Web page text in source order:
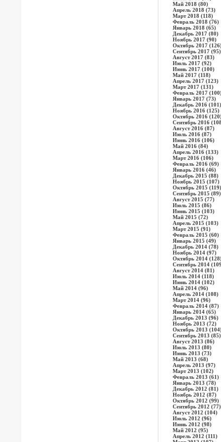
Май 2018 (80)
Апрель 2018 (73)
Март 2018 (118)
Февраль 2018 (76)
Январь 2018 (65)
Декабрь 2017 (80)
Ноябрь 2017 (90)
Октябрь 2017
Сентябрь 2017 (95)
Август 2017 (83)
Июль 2017 (92)
Июнь 2017 (100)
Май 2017 (118)
Апрель 2017 (123)
Март 2017 (131)
Февраль 2017
Январь 2017 (73)
Декабрь 2016 (101)
Ноябрь 2016 (125)
Октябрь 2016
Сентябрь 2016
Август 2016 (87)
Июль 2016 (87)
Июнь 2016 (106)
Май 2016 (84)
Апрель 2016 (133)
Март 2016 (106)
Февраль 2016 (69)
Январь 2016 (46)
Декабрь 2015 (88)
Ноябрь 2015 (107)
Октябрь 2015 (119)
Сентябрь 2015 (89)
Август 2015 (77)
Июль 2015 (86)
Июнь 2015 (103)
Май 2015 (72)
Апрель 2015 (103)
Март 2015 (91)
Февраль 2015 (60)
Январь 2015 (49)
Декабрь 2014 (78)
Ноябрь 2014 (97)
Октябрь 2014
Сентябрь 2014
Август 2014 (81)
Июль 2014 (118)
Июнь 2014 (102)
Май 2014 (96)
Апрель 2014 (108)
Март 2014 (96)
Февраль 2014 (87)
Январь 2014 (65)
Декабрь 2013 (96)
Ноябрь 2013 (72)
Октябрь 2013
Сентябрь 2013 (85)
Август 2013 (86)
Июль 2013 (80)
Июнь 2013 (73)
Май 2013 (68)
Апрель 2013 (97)
Март 2013 (102)
Февраль 2013 (61)
Январь 2013 (78)
Декабрь 2012 (81)
Ноябрь 2012 (87)
Октябрь 2012 (99)
Сентябрь 2012 (77)
Август 2012 (104)
Июль 2012 (96)
Июнь 2012 (98)
Май 2012 (95)
Апрель 2012 (111)